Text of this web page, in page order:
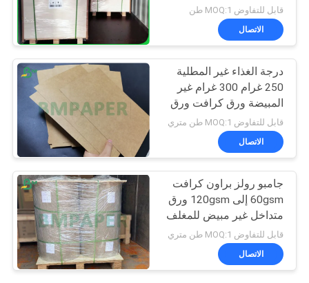
بطبقة بيضاء
قابل للتفاوض MOQ:1 طن
الاتصال
درجة الغذاء غير المطلية
250 غرام 300 غرام غير
المبيضة ورق كرافت ورق
مقوى
قابل للتفاوض MOQ:1 طن متري
الاتصال
جامبو رولز براون كرافت
60gsm إلى 120gsm ورق
متداخل غير مبيض للمغلف
قابل للتفاوض MOQ:1 طن متري
الاتصال